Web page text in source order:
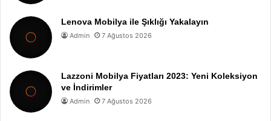
Lenova Mobilya ile Şıklığı Yakalayın
Admin 7 Ağustos 2026
Lazzoni Mobilya Fiyatları 2023: Yeni Koleksiyon
ve İndirimler
Admin 7 Ağustos 2026